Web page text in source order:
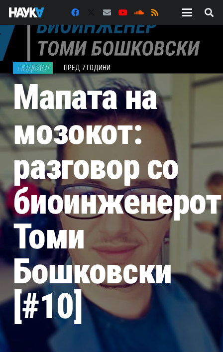
ПОДКАСТ ПРЕД 7 ГОДИНИ
Мапата на
мозокот:
разговор со
биоинженерот
Томи
Бошковски
[#10]